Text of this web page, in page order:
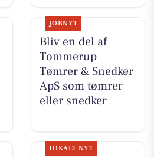
JOBNYT
Bliv en del af
Tommerup
Tømrer & Snedker
ApS som tømrer
eller snedker
LOKALT NYT